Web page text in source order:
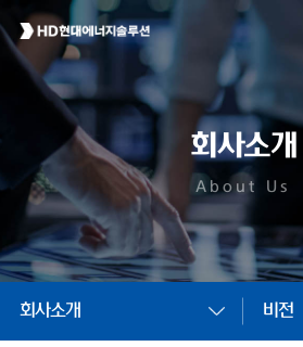
회사소개
About Us
회사소개 비전